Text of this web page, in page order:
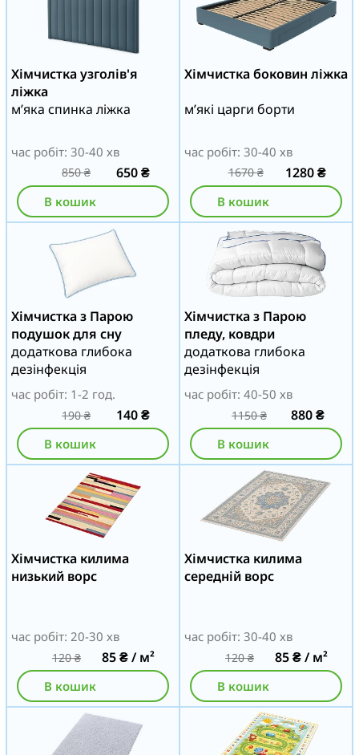
Хімчистка узголів'я
ліжка
м’яка спинка ліжка
час робіт: 30-40 хв
850₴ 650₴
В кошик
Хімчистка боковин ліжка
м’які царги борти
час робіт: 30-40 хв
1670₴ 1280₴
В кошик
Хімчистка з Парою
подушок для сну
додаткова глибока
дезінфекція
час робіт: 1-2 год.
190₴ 140₴
В кошик
Хімчистка з Парою
пледу, ковдри
додаткова глибока
дезінфекція
час робіт: 40-50 хв
1150₴ 880₴
В кошик
Хімчистка килима
низький ворс
час робіт: 20-30 хв
120₴ 85₴/ м²
В кошик
Хімчистка килима
середній ворс
час робіт: 30-40 хв
120₴ 85₴/ м²
В кошик